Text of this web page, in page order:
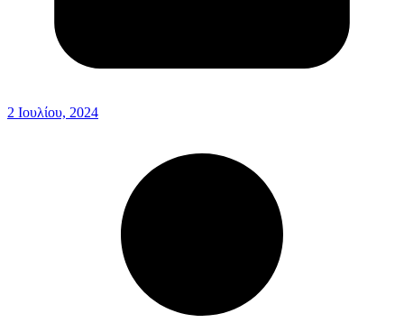
2 Ιουλίου, 2024